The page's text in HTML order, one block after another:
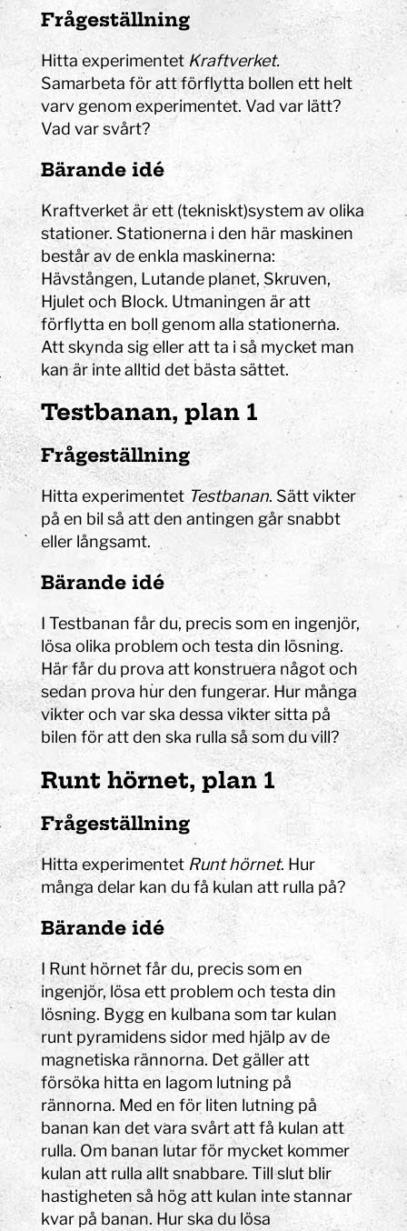
Frågeställning
Hitta experimentet Kraftverket.
Samarbeta för att förflytta bollen ett helt
varv genom experimentet. Vad var lätt?
Vad var svårt?
Bärande idé
Kraftverket är ett (tekniskt)system av olika
stationer. Stationerna i den här maskinen
består av de enkla maskinerna:
Hävstången, Lutande planet, Skruven,
Hjulet och Block. Utmaningen är att
förflytta en boll genom alla stationerna.
Att skynda sig eller att ta i så mycket man
kan är inte alltid det bästa sättet.
Testbanan, plan 1
Frågeställning
Hitta experimentet Testbanan. Sätt vikter
på en bil så att den antingen går snabbt
eller långsamt.
Bärande idé
I Testbanan får du, precis som en ingenjör,
lösa olika problem och testa din lösning.
Här får du prova att konstruera något och
sedan prova hur den fungerar. Hur många
vikter och var ska dessa vikter sitta på
bilen för att den ska rulla så som du vill?
Runt hörnet, plan 1
Frågeställning
Hitta experimentet Runt hörnet. Hur
många delar kan du få kulan att rulla på?
Bärande idé
I Runt hörnet får du, precis som en
ingenjör, lösa ett problem och testa din
lösning. Bygg en kulbana som tar kulan
runt pyramidens sidor med hjälp av de
magnetiska rännorna. Det gäller att
försöka hitta en lagom lutning på
rännorna. Med en för liten lutning på
banan kan det vara svårt att få kulan att
rulla. Om banan lutar för mycket kommer
kulan att rulla allt snabbare. Till slut blir
hastigheten så hög att kulan inte stannar
kvar på banan. Hur ska du lösa